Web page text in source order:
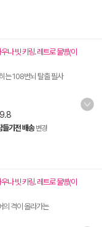
나 빗 키링. 레트로 물병(이
는 108번뇌 탈출 필사
9.8
들기전 배송 변경
나 빗 키링. 레트로 물병(이
의 격이 올라가는